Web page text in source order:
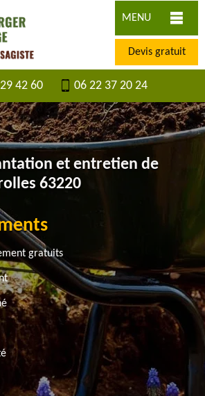
MENU
Devis gratuit
42 60 06 22 37 20 24
et entretien de
63220
gratuits